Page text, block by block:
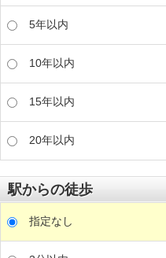
5年以内
10年以内
15年以内
20年以内
駅からの徒歩
指定なし